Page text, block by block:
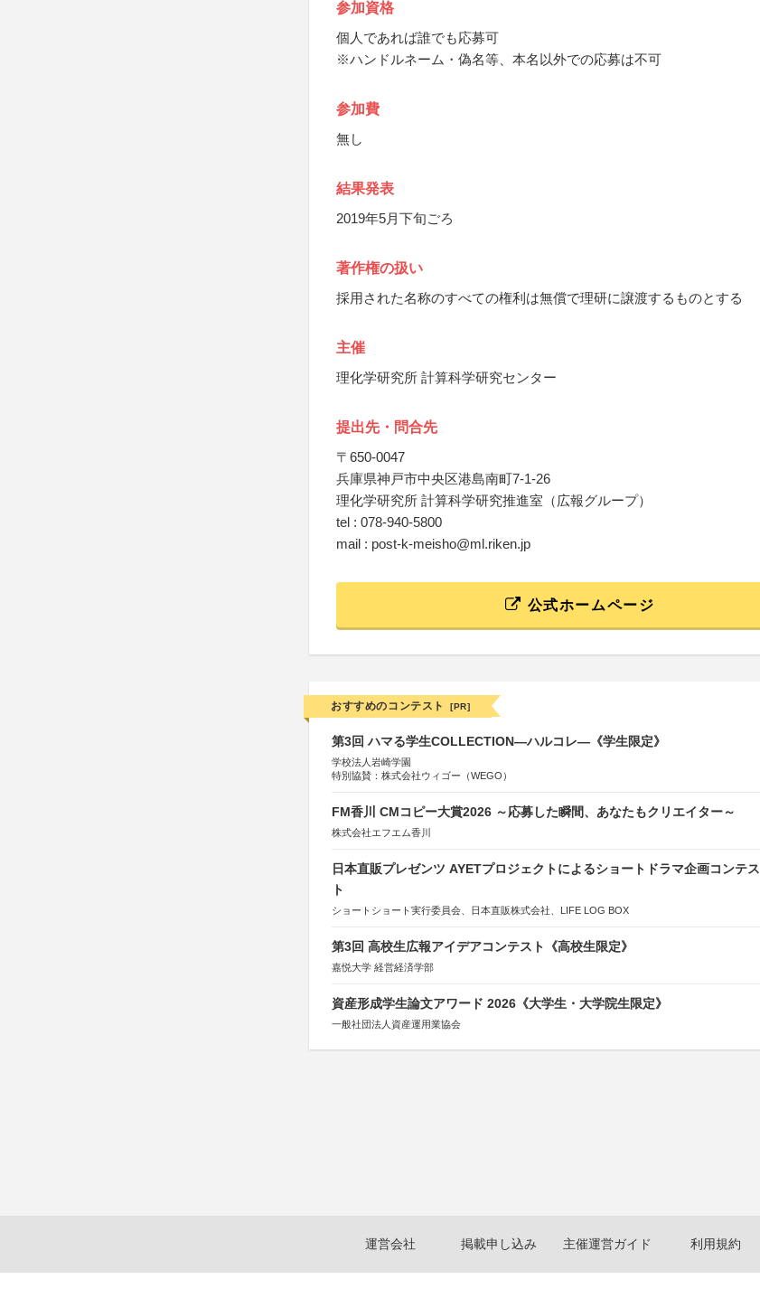
参加資格
個人であれば誰でも応募可
※ハンドルネーム・偽名等、本名以外での応募は不可
参加費
無し
結果発表
2019年5月下旬ごろ
著作権の扱い
採用された名称のすべての権利は無償で理研に譲渡するものとする
主催
理化学研究所 計算科学研究センター
提出先・問合先
〒650-0047
兵庫県神戸市中央区港島南町7-1-26
理化学研究所 計算科学研究推進室（広報グループ）
tel : 078-940-5800
mail : post-k-meisho@ml.riken.jp
公式ホームページ
おすすめのコンテスト [PR]
第3回 ハマる学生COLLECTION―ハルコレ―《学生限定》
学校法人岩崎学園
特別協賛：株式会社ウィゴー（WEGO）
FM香川 CMコピー大賞2026 ～応募した瞬間、あなたもクリエイター～
株式会社エフエム香川
日本直販プレゼンツ AYETプロジェクトによるショートドラマ企画コンテス
ト
ショートショート実行委員会、日本直販株式会社、LIFE LOG BOX
第3回 高校生広報アイデアコンテスト《高校生限定》
嘉悦大学 経営経済学部
資産形成学生論文アワード 2026《大学生・大学院生限定》
一般社団法人資産運用業協会
運営会社 掲載申し込み 主催運営ガイド 利用規約